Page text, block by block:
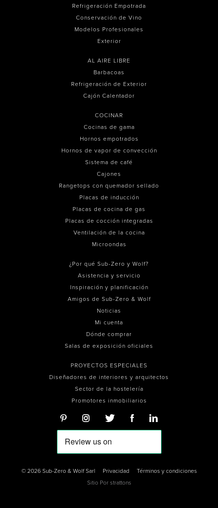
Refrigeración Empotrada
Conservación de Vino
Modelos Profesionales
Exterior
AL AIRE LIBRE
Barbacoas
Refrigeración de Exterior
Cajón Calentador
COCINAR
Cocinas de gama
Hornos empotrados
Hornos de vapor de convección
Sistema de café
Cajones
Rangetops con quemador sellado
Placas de inducción
Placas de cocina de gas
Placas de cocción integradas
Ventilación de la cocina
Microondas
¿Por qué Sub-Zero y Wolf?
Asistencia y servicio
Inspiración y planificación
Amigos de Sub-Zero & Wolf
Noticias
Mi cuenta
Dónde comprar
Salas de exposición oficiales
PROYECTOS ESPECIALES
Diseñadores de interiores y arquitectos
Sector de la hostelería
Promotores inmobiliarios
© 2026 Sub-Zero & Wolf Sarl Privacidad
Términos y condiciones
Sitio Por strattons